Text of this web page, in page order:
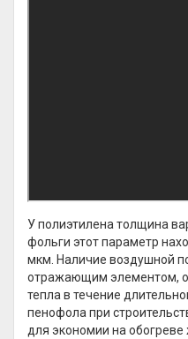
У полиэтилена толщина
фольги этот параметр
мкм. Наличие воздушной
отражающим элементом,
тепла в течение
пенофола при
для экономии на